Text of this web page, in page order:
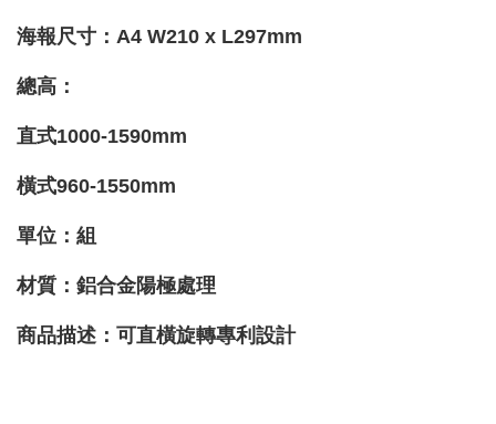
海報尺寸：A4 W210 x L297mm
總高：
直式1000-1590mm
橫式960-1550mm
單位：組
材質 ：鋁合金陽極處理
商品描述 ：可直橫旋轉專利設計